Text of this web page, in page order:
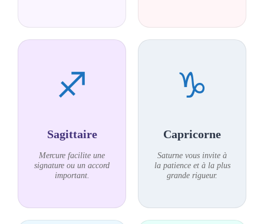
♐
Sagittaire
Mercure facilite une
signature ou un accord
important.
♑
Capricorne
Saturne vous invite à
la patience et à la plus
grande rigueur.